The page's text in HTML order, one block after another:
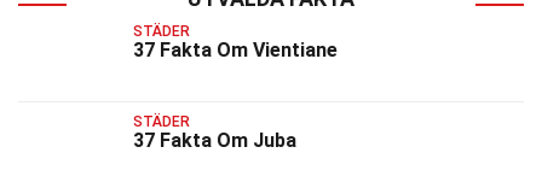
STÄDER
37 Fakta Om Vientiane
STÄDER
37 Fakta Om Juba